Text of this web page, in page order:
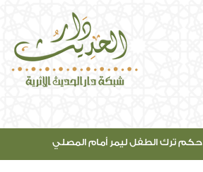
حكم ترك الطفل ليمر أمام المصلي